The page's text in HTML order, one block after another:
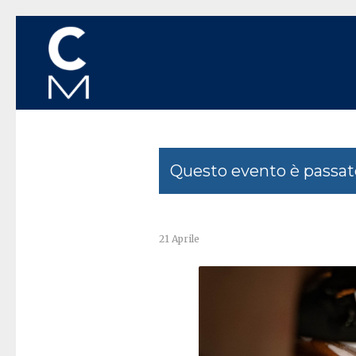
Questo evento è
21 Aprile